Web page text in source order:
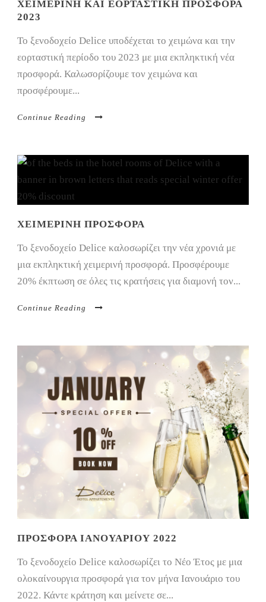
ΧΕΙΜΕΡΙΝΉ ΚΑΙ ΕΟΡΤΑΣΤΙΚΉ ΠΡΟΣΦΟΡΆ
2023
Το ξενοδοχείο Delice υποδέχεται το χειμώνα και την
εορταστική περίοδο του 2023 με μια εκπληκτική νέα
προσφορά. Καλωσορίζουμε τον χειμώνα και
προσφέρουμε...
Continue Reading
ΧΕΙΜΕΡΙΝΉ ΠΡΟΣΦΟΡΆ
Το ξενοδοχείο Delice καλοσωρίζει την νέα χρονιά με
μια εκπληκτική χειμερινή προσφορά. Προσφέρουμε
20% έκπτωση σε όλες τις κρατήσεις για διαμονή τον...
Continue Reading
ΠΡΟΣΦΟΡΆ ΙΑΝΟΥΑΡΊΟΥ 2022
Το ξενοδοχείο Delice καλοσωρίζει το Νέο Έτος με μια
ολοκαίνουργια προσφορά για τον μήνα Ιανουάριο του
2022. Κάντε κράτηση και μείνετε σε...